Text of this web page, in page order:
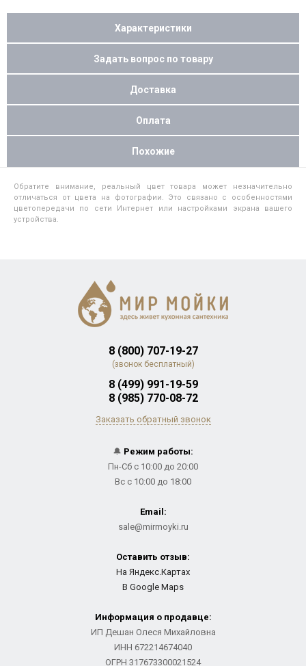
Характеристики
Задать вопрос по товару
Доставка
Оплата
Похожие
Обратите внимание, реальный цвет товара может незначительно
отличаться от цвета на фотографии. Это связано с особенностями
цветопередачи по сети Интернет или настройками экрана вашего
устройства.
8 (800) 707-19-27
(звонок бесплатный)
8 (499) 991-19-59
8 (985) 770-08-72
Заказать обратный звонок
🔔 Режим работы:
Пн-Сб с 10:00 до 20:00
Вс с 10:00 до 18:00
Email:
sale@mirmoyki.ru
Оставить отзыв:
На Яндекс.Картах
В Google Maps
Информация о продавце:
ИП Дешан Олеся Михайловна
ИНН 672214674040
ОГРН 317673300021524